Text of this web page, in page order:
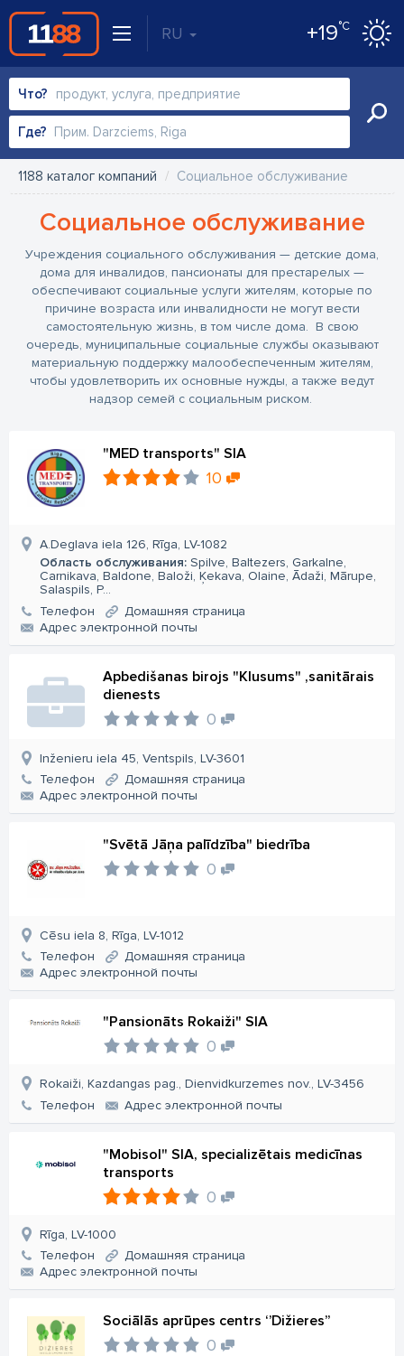
RU +19°C
Что?
Где?
1188 каталог компаний Социальное обслуживание
Социальное обслуживание
Учреждения социального обслуживания — детские дома,
дома для инвалидов, пансионаты для престарелых —
обеспечивают социальные услуги жителям, которые по
причине возраста или инвалидности не могут вести
самостоятельную жизнь, в том числе дома. В свою
очередь, муниципальные социальные службы оказывают
материальную поддержку малообеспеченным жителям,
чтобы удовлетворить их основные нужды, а также ведут
надзор семей с социальным риском.
"MED transports" SIA
10
A.Deglava iela 126, Rīga, LV-1082
Область обслуживания: Spilve, Baltezers, Garkalne,
Carnikava, Baldone, Baloži, Ķekava, Olaine, Ādaži, Mārupe,
Salaspils, P...
Телефон
Домашняя страница
Aдрес электронной почты
Apbedišanas birojs "Klusums" ,sanitārais
dienests
0
Inženieru iela 45, Ventspils, LV-3601
Телефон
Домашняя страница
Aдрес электронной почты
"Svētā Jāņa palīdzība" biedrība
0
Cēsu iela 8, Rīga, LV-1012
Телефон
Домашняя страница
Aдрес электронной почты
"Pansionāts Rokaiži" SIA
0
Rokaiži, Kazdangas pag., Dienvidkurzemes nov., LV-3456
Телефон
Aдрес электронной почты
"Mobisol" SIA, specializētais medicīnas
transports
0
Rīga, LV-1000
Телефон
Домашняя страница
Aдрес электронной почты
Sociālās aprūpes centrs ‘’Dižieres’’
0